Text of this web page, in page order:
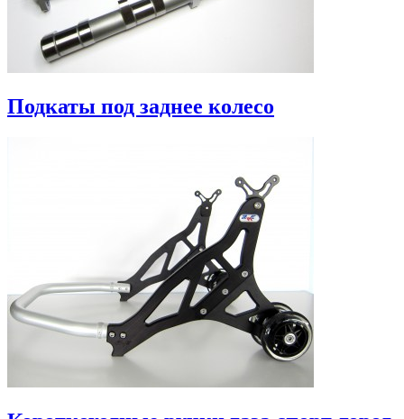
Подкаты под заднее колесо